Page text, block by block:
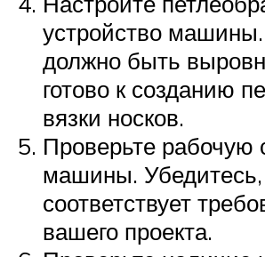
устройство
должно быть
готово к созданию
вязки носков.
Проверьте рабочую
машины. Убедитесь,
соответствует
вашего проекта.